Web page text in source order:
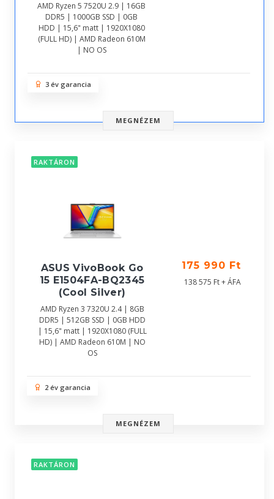
AMD Ryzen 5 7520U 2.9 | 16GB
DDR5 | 1000GB SSD | 0GB
HDD | 15,6" matt | 1920X1080
(FULL HD) | AMD Radeon 610M
| NO OS
3 év garancia
MEGNÉZEM
RAKTÁRON
ASUS VivoBook Go
15 E1504FA-BQ2345
(Cool Silver)
AMD Ryzen 3 7320U 2.4 | 8GB
DDR5 | 512GB SSD | 0GB HDD
| 15,6" matt | 1920X1080 (FULL
HD) | AMD Radeon 610M | NO
OS
175 990 Ft
138 575 Ft + ÁFA
2 év garancia
MEGNÉZEM
RAKTÁRON